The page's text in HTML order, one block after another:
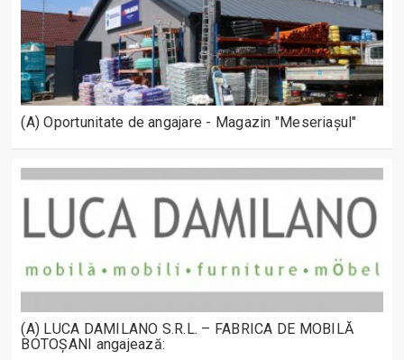
(A) Oportunitate de angajare - Magazin "Meseriașul"
(A) LUCA DAMILANO S.R.L. – FABRICA DE MOBILĂ
BOTOȘANI angajează: